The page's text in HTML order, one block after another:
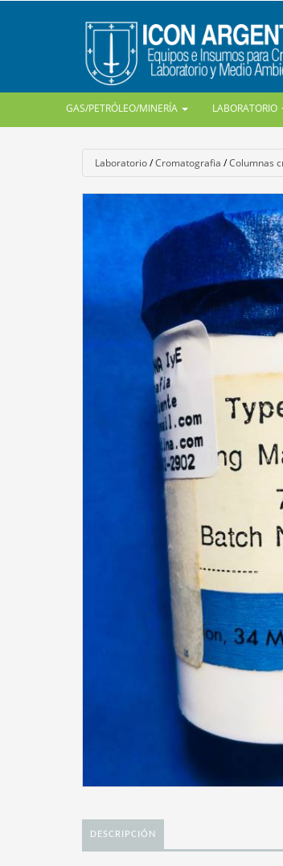
GAS/PETRÓLEO/MINERÍA LABORATORIO
Laboratorio/Cromatografia /Columnas
DESCRIPCIÓN